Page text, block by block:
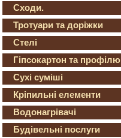
Сходи.
Тротуари та доріжки
Стелі
Гіпсокартон та профілю
Сухі суміші
Кріпильні елементи
Водонагрівачі
Будівельні послуги